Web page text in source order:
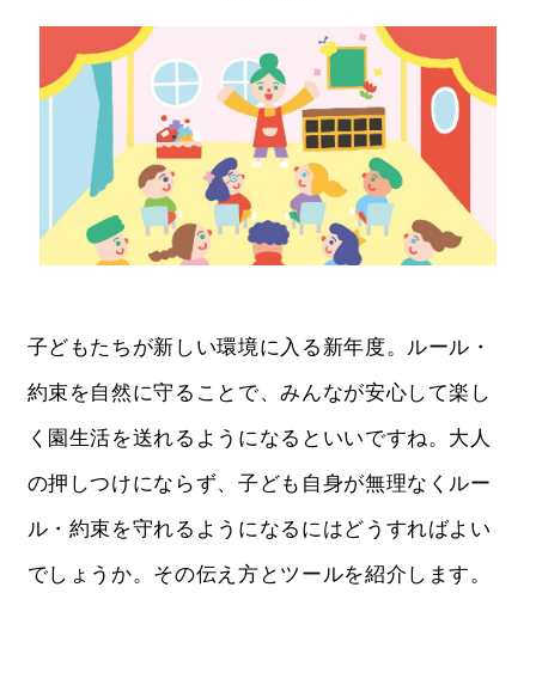
子どもたちが新しい環境に入る新年度。ルール・
約束を自然に守ることで、みんなが安心して楽し
く園生活を送れるようになるといいですね。大人
の押しつけにならず、子ども自身が無理なくルー
ル・約束を守れるようになるにはどうすればよい
でしょうか。その伝え方とツールを紹介します。